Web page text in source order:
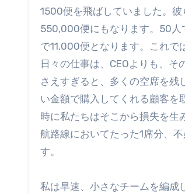
1500便を飛ばしていました。
550,000便にもなります。50人
で11,000便となります。これ
日々の仕事は、CEOよりも、
さえすぎると、多くの空席を
い金額で購入してくれる顧客を
時に私たちはそこから損失を生
航路線においてたった1席分、
す。
私は早速、小さなチームを編成